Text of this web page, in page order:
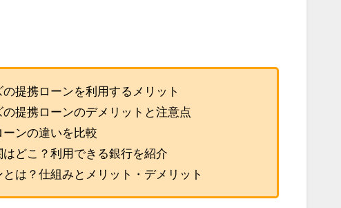
提携ローンを利用するメリット
提携ローンのデメリットと注意点
ンの違いを比較
どこ？利用できる銀行を紹介
は？仕組みとメリット・デメリット